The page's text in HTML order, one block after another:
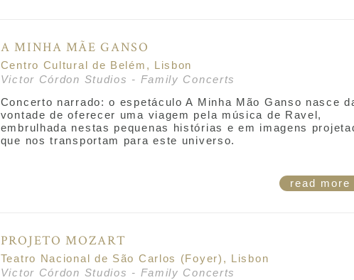
A MINHA MÃE GANSO
Centro Cultural de Belém, Lisbon
Victor Córdon Studios - Family Concerts
Concerto narrado: o espetáculoA Minha Mão Ganso nasce
vontade de oferecer uma viagem pela música de Ravel,
embrulhada nestas pequenas histórias e em imagens
que nos transportam para este universo.
read more
PROJETO MOZART
Teatro Nacional de São Carlos (Foyer), Lisbon
Victor Córdon Studios - Family Concerts